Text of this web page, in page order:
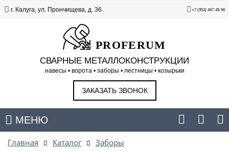
г. Калуга, ул. Прончищева, д. 36 +7 (953) 467-49-96
PROFERUM
СВАРНЫЕ МЕТАЛЛОКОНСТРУКЦИИ
навесы • ворота • заборы • лестницы • козырьки
ЗАКАЗАТЬ ЗВОНОК
МЕНЮ
Главная Каталог Заборы